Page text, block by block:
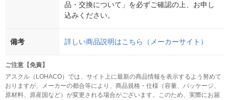
品・交換について」を必ずご確認の上、お申し
込みください。
備考 詳しい商品説明はこちら（メーカーサイト）
ご注意【免責】
アスクル（LOHACO）では、サイト上に最新の商品情報を表示するよう努めて
おりますが、メーカーの都合等により、商品規格・仕様（容量、パッケージ、
原材料、原産国など）が変更される場合がございます。このため、実際にお届